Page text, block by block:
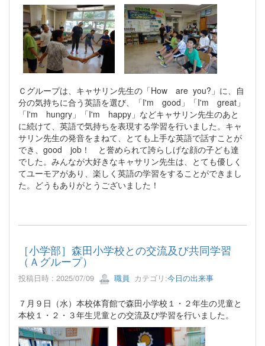
Ｃグループは、キャサリン先生の「How are you?」に、自
分の気持ちに合う英語を選び、「I'm good」「I'm great」
「I'm hungry」「I'm happy」などキャサリン先生のあと
に続けて、英語で気持ちを表現する学習を行いました。キャ
サリン先生の発音をまねて、とても上手な英語で話すことが
でき、good job！ と誉められて誇らしげな顔の子ども達
でした。みんなが大好きなキャサリン先生は、とても優しく
てユーモアがあり、楽しく英語の学習をすることができまし
た。どうもありがとうございました！
［小学部］森田小学校との交流及び共同学習
（Ａグループ）
投稿日時 : 2025/07/09 職員 カテゴリ:今日の出来事
７月９日（水）本校体育館で森田小学校１・２年生の児童と
本校１・２・３年生児童との交流及び学習を行いました。